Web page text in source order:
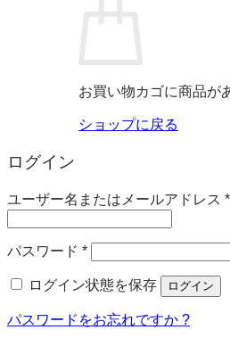
お買い物カゴに商品が
ショップに戻る
ログイン
ユーザー名またはメールアドレス *
パスワード *必
ログイン状態を保存
ログイン
パスワードをお忘れですか ?